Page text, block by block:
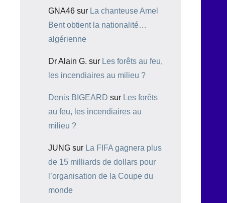
GNA46 sur La chanteuse Amel
Bent obtient la nationalité…
algérienne
Dr Alain G. sur Les forêts au feu,
les incendiaires au milieu ?
Denis BIGEARD sur Les forêts
au feu, les incendiaires au
milieu ?
JUNG sur La FIFA gagnera plus
de 15 milliards de dollars pour
l’organisation de la Coupe du
monde